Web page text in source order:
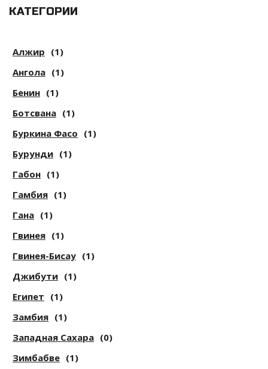
КАТЕГОРИИ
Алжир (1)
Ангола (1)
Бенин (1)
Ботсвана (1)
Буркина Фасо (1)
Бурунди (1)
Габон (1)
Гамбия (1)
Гана (1)
Гвинея (1)
Гвинея-Бисау (1)
Джибути (1)
Египет (1)
Замбия (1)
Западная Сахара (0)
Зимбабве (1)